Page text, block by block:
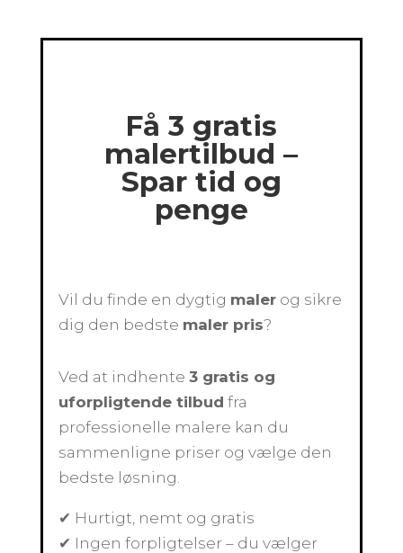
Få 3 gratis
malertilbud –
Spar tid og
penge
Vil du finde en dygtig maler og sikre
dig den bedste maler pris?
Ved at indhente3 gratis og
uforpligtende tilbud fra
professionelle malere kan du
sammenligne priser og vælge den
bedste løsning.
✔ Hurtigt, nemt og gratis
✔ Ingen forpligtelser – du vælger